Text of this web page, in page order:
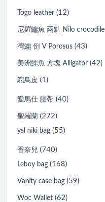
Togo leather (12)
尼羅鱷魚 兩點 Nilo crocodile
灣鱷 倒 V Porosus (43)
美洲鱷魚 方塊 Alligator (42)
鴕鳥皮 (1)
愛馬仕 腰帶 (40)
聖羅蘭 (272)
ysl niki bag (55)
香奈兒 (740)
Leboy bag (168)
Vanity case bag (59)
Woc Wallet (62)